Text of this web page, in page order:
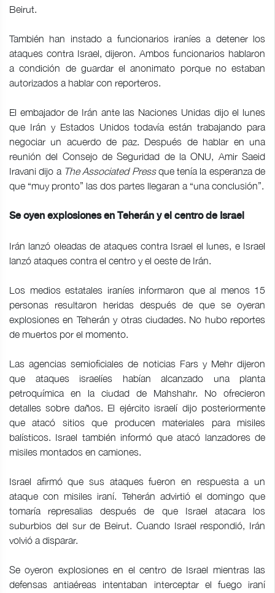
Beirut.
También han instado a funcionarios iraníes a detener los
ataques contra Israel, dijeron. Ambos funcionarios hablaron
a condición de guardar el anonimato porque no estaban
autorizados a hablar con reporteros.
El embajador de Irán ante las Naciones Unidas dijo el lunes
que Irán y Estados Unidos todavía están trabajando para
negociar un acuerdo de paz. Después de hablar en una
reunión del Consejo de Seguridad de la ONU, Amir Saeid
Iravani dijo a The Associated Pressque tenía la esperanza de
que “muy pronto” las dos partes llegaran a “una conclusión”.
Se oyen explosiones en Teherán y el centro de Israel
Irán lanzó oleadas de ataques contra Israel el lunes, e Israel
lanzó ataques contra el centro y el oeste de Irán.
Los medios estatales iraníes informaron que al menos 15
personas resultaron heridas después de que se oyeran
explosiones en Teherán y otras ciudades. No hubo reportes
de muertos por el momento.
Las agencias semioficiales de noticias Fars y Mehr dijeron
que ataques israelíes habían alcanzado una planta
petroquímica en la ciudad de Mahshahr. No ofrecieron
detalles sobre daños. El ejército israelí dijo posteriormente
que atacó sitios que producen materiales para misiles
balísticos. Israel también informó que atacó lanzadores de
misiles montados en camiones.
Israel afirmó que sus ataques fueron en respuesta a un
ataque con misiles iraní. Teherán advirtió el domingo que
tomaría represalias después de que Israel atacara los
suburbios del sur de Beirut. Cuando Israel respondió, Irán
volvió a disparar.
Se oyeron explosiones en el centro de Israel mientras las
defensas antiaéreas intentaban interceptar el fuego iraní